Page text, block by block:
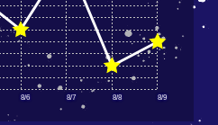
8/6 8/7 8/8 8/9